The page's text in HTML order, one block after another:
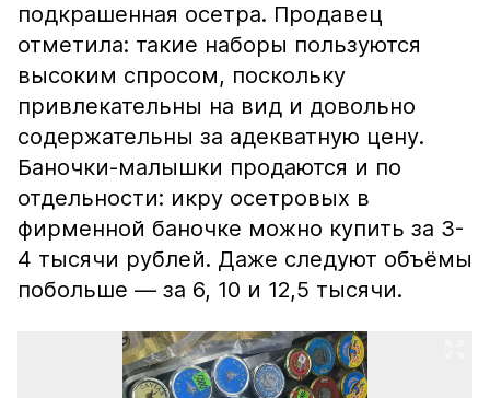
подкрашенная осетра. Продавец
отметила: такие наборы пользуются
высоким спросом, поскольку
привлекательны на вид и довольно
содержательны за адекватную цену.
Баночки-малышки продаются и по
отдельности: икру осетровых в
фирменной баночке можно купить за 3-
4 тысячи рублей. Даже следуют объёмы
побольше — за 6, 10 и 12,5 тысячи.